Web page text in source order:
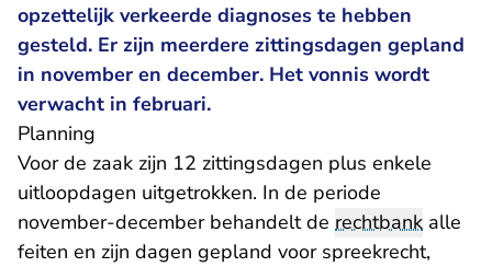
opzettelijk verkeerde diagnoses te hebben
gesteld. Er zijn meerdere zittingsdagen gepland
in november en december. Het vonnis wordt
verwacht in februari.
Planning
Voor de zaak zijn 12 zittingsdagen plus enkele
uitloopdagen uitgetrokken. In de periode
november-december behandelt de rechtbank alle
feiten en zijn dagen gepland voor spreekrecht,